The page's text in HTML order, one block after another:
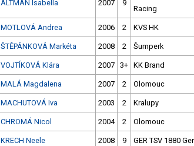
ALTMAN Isabella 2007 9
Racing
MOTLOVÁ Andrea 2006 2 KVS HK
ŠTĚPÁNKOVÁ Markéta 2008 2 Šumperk
VOJTÍKOVÁ Klára 2007 3+ KK Brand
MALÁ Magdalena 2007 2 Olomouc
MACHUTOVÁ Iva 2003 2 Kralupy
CHROMÁ Nicol 2004 2 Olomouc
KRECH Neele 2008 9 GER TSV 1880